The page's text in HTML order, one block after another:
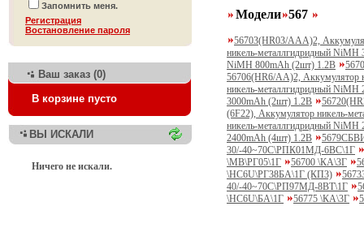
Запомнить меня.
Регистрация
Bостановление пароля
Ваш заказ (0)
В корзине пусто
ВЫ ИСКАЛИ
Ничего не искали.
Модели 567
56703(HR03/AAA)2,
никель-металлгидридный
NiMH 800mАh (2шт) 1.2B
56706(HR6/AA)2, Аккумулятор
никель-металлгидридный
3000mАh (2шт) 1.2B
(6F22), Аккумулятор никель-
никель-металлгидридный
2400mAh (4шт) 1.2B
30/-40~70C\РПК01МД-6ВС\1Г
\МВ\РГ05\1Г
56700 \КА\3Г
\HC6U\РГ38БА\1Г (КП3)
40/-40~70C\РП97МД-8ВТ\1Г
\HC6U\БА\1Г
56775 \КА\3Г